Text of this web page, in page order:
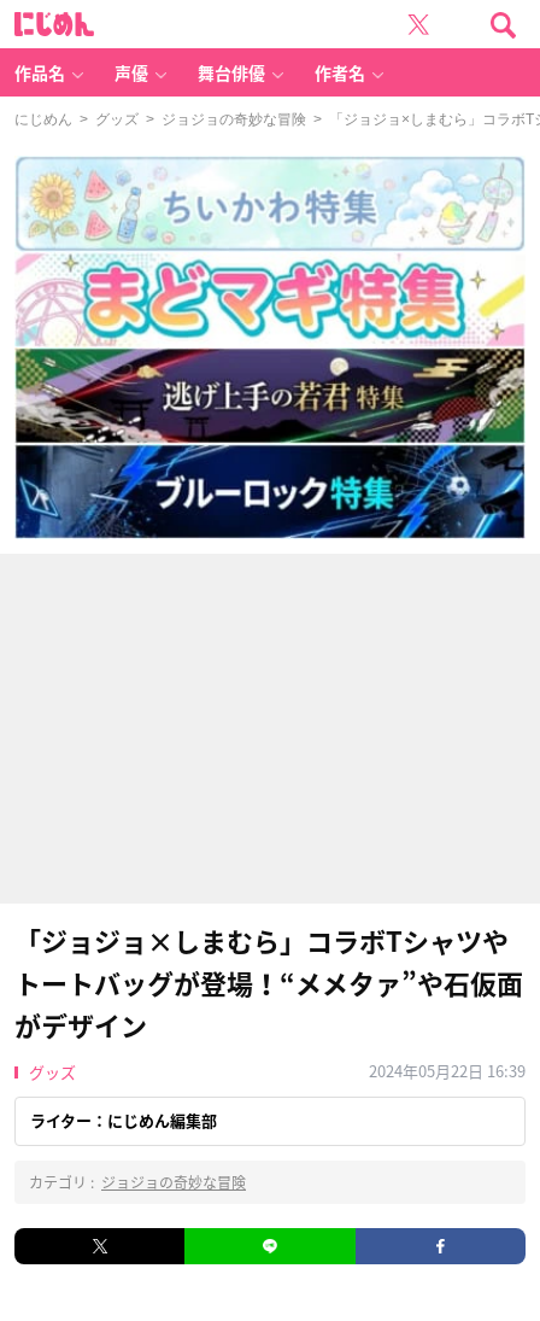
作品名 声優 舞台俳優 作者名
にじめん > グッズ > ジョジョの奇妙な冒険 > 「ジョジョ×しまむら」コラボT
「ジョジョ×しまむら」コラボTシャツや
トートバッグが登場！“メメタァ”や石仮面
がデザイン
グッズ 2024年05月22日 16:39
ライター：にじめん編集部
カテゴリ : ジョジョの奇妙な冒険